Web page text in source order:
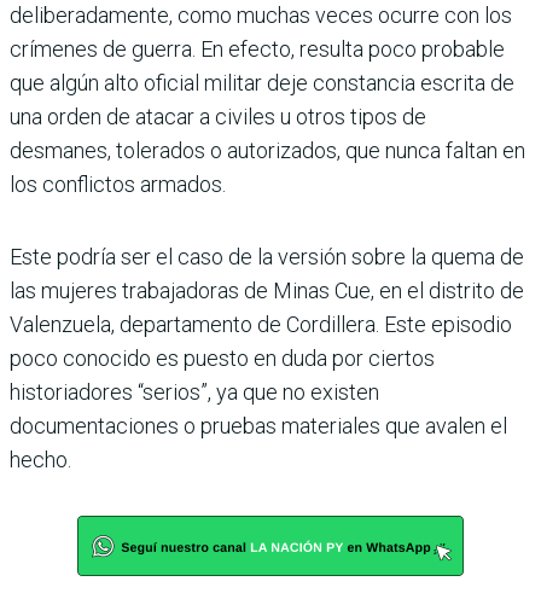
deliberadamente, como muchas veces ocurre con los
crímenes de guerra. En efecto, resulta poco probable
que algún alto oficial militar deje constancia escrita de
una orden de atacar a civiles u otros tipos de
desmanes, tolerados o autorizados, que nunca faltan en
los conflictos armados.
Este podría ser el caso de la versión sobre la quema de
las mujeres trabajadoras de Minas Cue, en el distrito de
Valenzuela, departamento de Cordillera. Este episodio
poco conocido es puesto en duda por ciertos
historiadores “serios”, ya que no existen
documentaciones o pruebas materiales que avalen el
hecho.